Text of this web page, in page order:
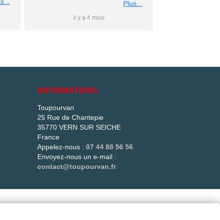
!
conseils personnalise et prix
super competitif A recommander
Plus...
il y a 4 mois
INFORMATIONS
Toupourvan
25 Rue de Chantepie
35770 VERN SUR SEICHE
France
Appelez-nous : 07 44 88 56 56
Envoyez-nous un e-mail :
contact@toupourvan.fr